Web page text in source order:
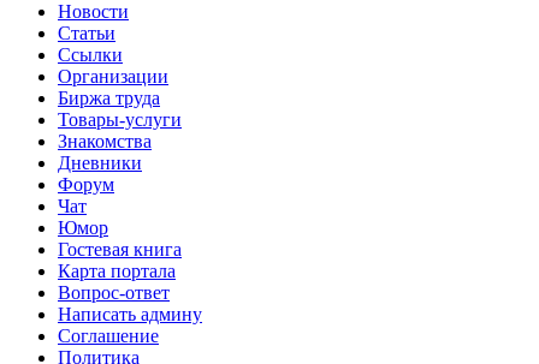
Новости
Статьи
Ссылки
Организации
Биржа труда
Товары-услуги
Знакомства
Дневники
Форум
Чат
Юмор
Гостевая книга
Карта портала
Вопрос-ответ
Написать админу
Соглашение
Политика